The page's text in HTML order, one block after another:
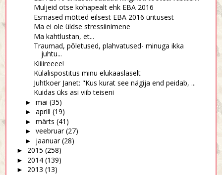
Muljeid otse kohapealt ehk EBA 2016
Esmased mõtted eilsest EBA 2016 üritusest
Ma ei ole üldse stressiinimene
Ma kahtlustan, et...
Traumad, põletused, plahvatused- minuga ikka
juhtu...
Kiiiireeee!
Külalispostitus minu elukaaslaselt
Juhtkoer Janet: "Kus kurat see nägija end peidab, ...
Kuidas üks asi viib teiseni
► mai (35)
► aprill (19)
► märts (41)
► veebruar (27)
► jaanuar (28)
► 2015 (258)
► 2014 (139)
► 2013 (13)